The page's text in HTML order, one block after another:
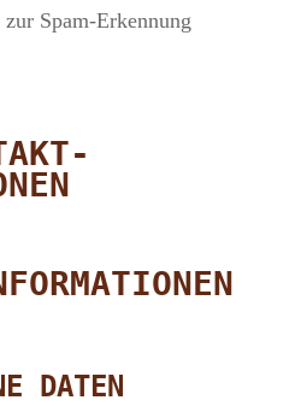
Spam-Erkennung
DATEN